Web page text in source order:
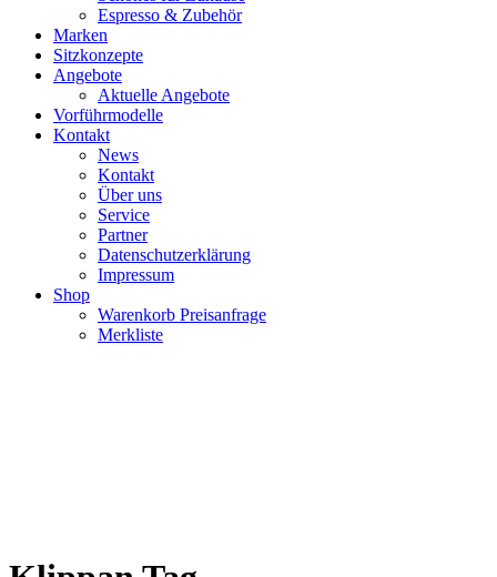
Espresso & Zubehör
Marken
Sitzkonzepte
Angebote
Aktuelle Angebote
Vorführmodelle
Kontakt
News
Kontakt
Über uns
Service
Partner
Datenschutzerklärung
Impressum
Shop
Warenkorb Preisanfrage
Merkliste